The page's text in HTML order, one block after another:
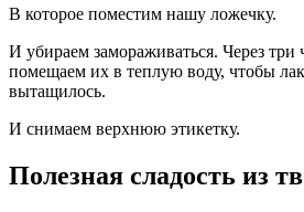
В которое поместим нашу ложечку.
И убираем замораживаться. Через три
помещаем их в теплую воду, чтобы
вытащилось.
И снимаем верхнюю этикетку.
Полезная сладость из